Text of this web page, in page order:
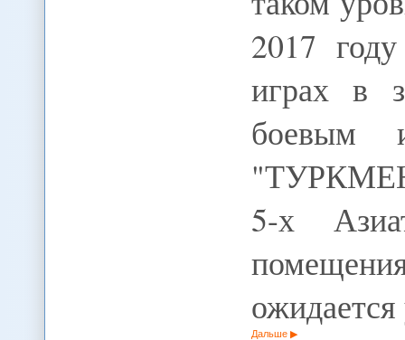
2017
играх в
боевым
5-х
Дальше